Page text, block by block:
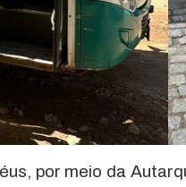
por meio da